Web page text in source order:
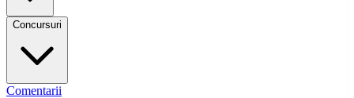
Concursuri
Comentarii